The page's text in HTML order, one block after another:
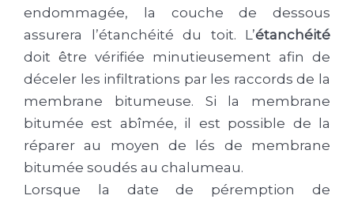
endommagée, la couche de dessous
assurera l’étanchéité du toit. L’étanchéité
doit être vérifiée minutieusement afin de
déceler les infiltrations par les raccords de la
membrane bitumeuse. Si la membrane
bitumée est abîmée, il est possible de la
réparer au moyen de lés de membrane
bitumée soudés au chalumeau.
Lorsque la date de péremption de